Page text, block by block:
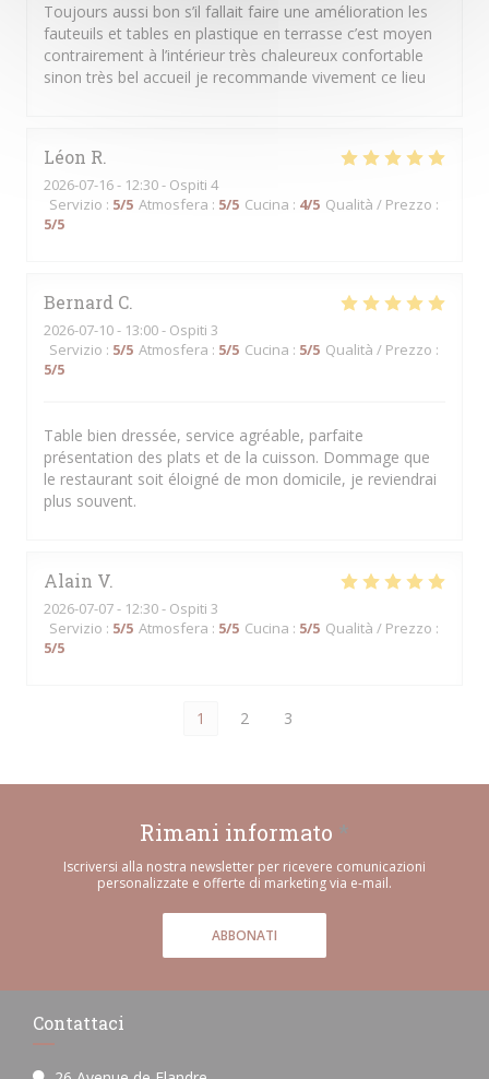
Toujours aussi bon s’il fallait faire une amélioration les
fauteuils et tables en plastique en terrasse c’est moyen
contrairement à l’intérieur très chaleureux confortable
sinon très bel accueil je recommande vivement ce lieu
Léon R
2026-07-16- 12:30 - Ospiti 4
Servizio : 5/5 Atmosfera : 5/5 Cucina : 4/5 Qualità / Prezzo :
5/5
Bernard C
2026-07-10- 13:00 - Ospiti 3
Servizio : 5/5 Atmosfera : 5/5 Cucina : 5/5 Qualità / Prezzo :
5/5
Table bien dressée, service agréable, parfaite
présentation des plats et de la cuisson. Dommage que
le restaurant soit éloigné de mon domicile, je reviendrai
plus souvent.
Alain V
2026-07-07- 12:30 - Ospiti 3
Servizio : 5/5 Atmosfera : 5/5 Cucina : 5/5 Qualità / Prezzo :
5/5
1 2 3
Rimani informato *
Iscriversi alla nostra newsletter per ricevere comunicazioni
personalizzate e offerte di marketing via e-mail.
ABBONATI
Contattaci